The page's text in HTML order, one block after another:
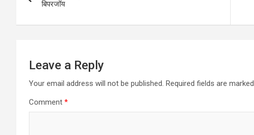
बिपरजॉय
Leave a Reply
Your email address will not be published. Required fields are marked
Comment *